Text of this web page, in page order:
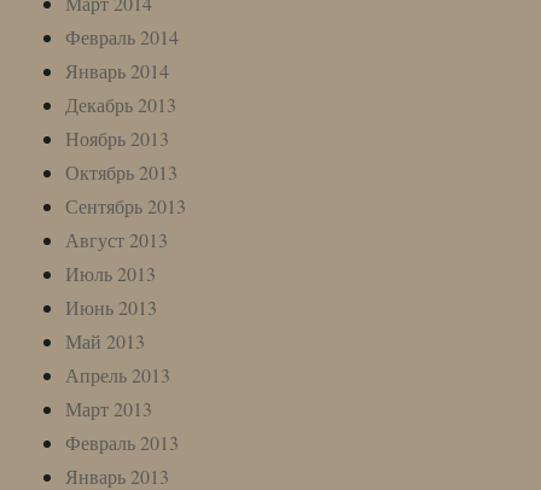
Февраль 2014
Январь 2014
Декабрь 2013
Ноябрь 2013
Октябрь 2013
Сентябрь 2013
Август 2013
Июль 2013
Июнь 2013
Май 2013
Апрель 2013
Март 2013
Февраль 2013
Январь 2013